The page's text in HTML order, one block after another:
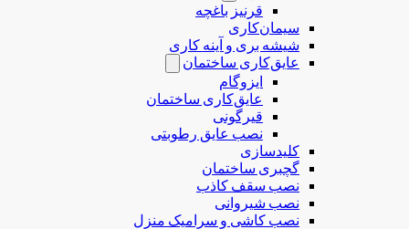
قرنیز باغچه
سیمان‌کاری
شیشه بری و آینه کاری
عایق‌کاری ساختمان
ایزوگام
عایق‌کاری ساختمان
قیرگونی
نصب عایق رطوبتی
کلیدسازی
گچبری ساختمان
نصب سقف کاذب
نصب شیروانی
نصب کاشی و سرامیک منزل